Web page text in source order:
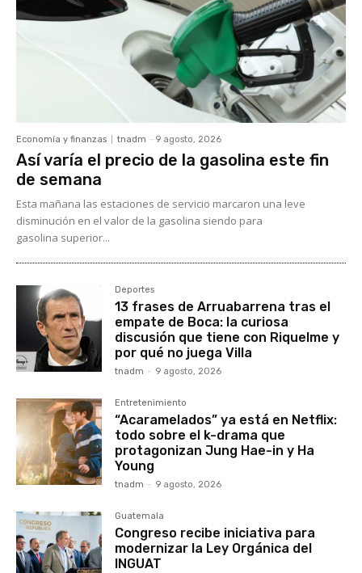
Economía y finanzas tnadm - 9 agosto, 2026
Así varía el precio de la gasolina este fin
de semana
Esta mañana las estaciones de servicio marcaron una leve
disminución en el valor de la gasolina siendo para
gasolina superior...
Deportes
13 frases de Arruabarrena tras el
empate de Boca: la curiosa
discusión que tiene con Riquelme y
por qué no juega Villa
tnadm - 9 agosto, 2026
Entretenimiento
“Acaramelados” ya está en Netflix:
todo sobre el k-drama que
protagonizan Jung Hae-in y Ha
Young
tnadm - 9 agosto, 2026
Guatemala
Congreso recibe iniciativa para
modernizar la Ley Orgánica del
INGUAT